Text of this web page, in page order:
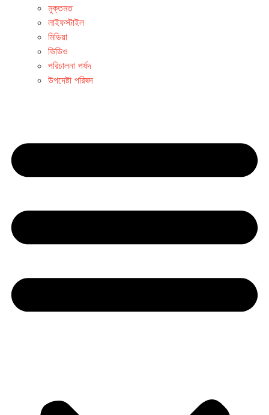
মুক্তমত
লাইফস্টাইল
মিডিয়া
ভিডিও
পরিচালনা পর্ষদ
উপদেষ্টা পরিষদ